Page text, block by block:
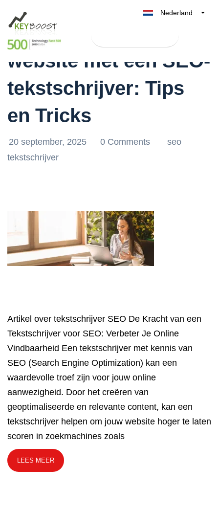
Nederland
België
UK
Optimaliseer je
website met een SEO-
tekstschrijver: Tips
en Tricks
20 september, 2025 0 Comments
seo
tekstschrijver
Artikel over tekstschrijver SEO De Kracht van een
Tekstschrijver voor SEO: Verbeter Je Online
Vindbaarheid Een tekstschrijver met kennis van
SEO (Search Engine Optimization) kan een
waardevolle troef zijn voor jouw online
aanwezigheid. Door het creëren van
geoptimaliseerde en relevante content, kan een
tekstschrijver helpen om jouw website hoger te laten
scoren in zoekmachines zoals
LEES MEER